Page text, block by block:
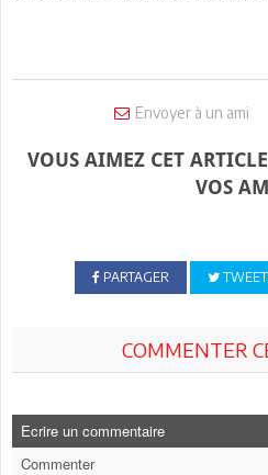
Envoyer à un ami
VOUS AIMEZ CET
VOS
PARTAGER
COMMENTER
Ecrire un commentaire
Commenter